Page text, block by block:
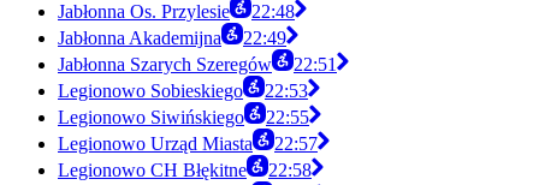
Jabłonna Os. Przylesie
22:48
Jabłonna Akademijna
22:49
Jabłonna Szarych Szeregów
22:51
Legionowo Sobieskiego
22:53
Legionowo Siwińskiego
22:55
Legionowo Urząd Miasta
22:57
Legionowo CH Błękitne
22:58